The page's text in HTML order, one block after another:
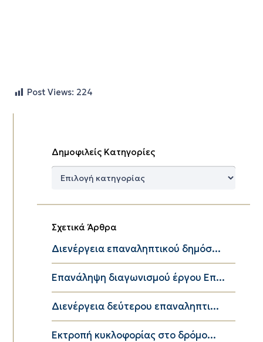
Post Views: 224
Δημοφιλείς Κατηγορίες
Δημοφιλείς
Σχετικά Άρθρα
Διενέργεια επαναληπτικού δημόσ...
Επανάληψη διαγωνισμού έργου Επ...
Διενέργεια δεύτερου επαναληπτι...
Εκτροπή κυκλοφορίας στο δρόμο...